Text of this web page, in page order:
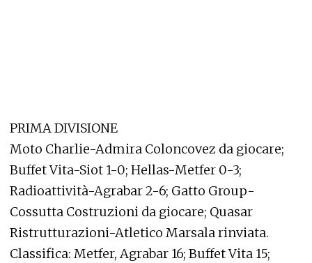
PRIMA DIVISIONE
Moto Charlie-Admira Coloncovez da giocare;
Buffet Vita-Siot 1-0; Hellas-Metfer 0-3;
Radioattività-Agrabar 2-6; Gatto Group-
Cossutta Costruzioni da giocare; Quasar
Ristrutturazioni-Atletico Marsala rinviata.
Classifica: Metfer, Agrabar 16; Buffet Vita 15;